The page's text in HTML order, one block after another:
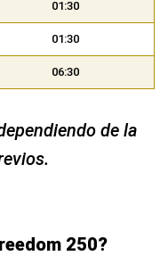
01:30
01:30
06:30
de la
250?